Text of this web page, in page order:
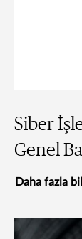
Siber
Genel
Daha fazla